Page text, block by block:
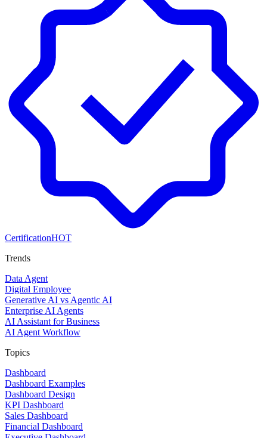
CertificationHOT
Trends
Data Agent
Digital Employee
Generative AI vs Agentic AI
Enterprise AI Agents
AI Assistant for Business
AI Agent Workflow
Topics
Dashboard
Dashboard Examples
Dashboard Design
KPI Dashboard
Sales Dashboard
Financial Dashboard